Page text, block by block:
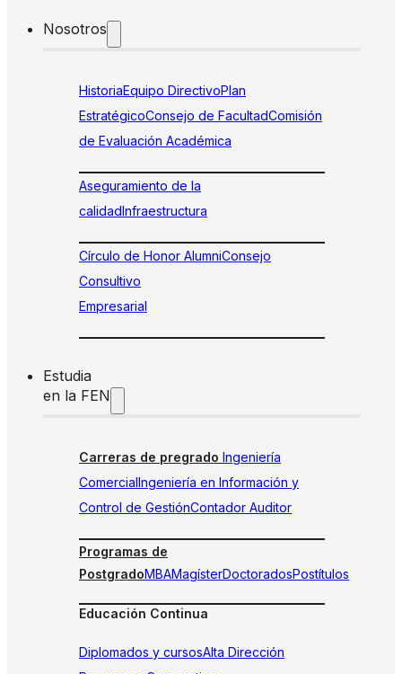
Nosotros
HistoriaEquipo DirectivoPlan
EstratégicoConsejo de FacultadComisión
de Evaluación Académica
Aseguramiento de la
calidadInfraestructura
Círculo de Honor AlumniConsejo
Consultivo
Empresarial
Estudia
en la FEN
Carreras de pregrado Ingeniería
ComercialIngeniería en Información y
Control de GestiónContador Auditor
Programas de
PostgradoMBAMagísterDoctoradosPostítulos
Educación Continua
Diplomados y cursosAlta Dirección